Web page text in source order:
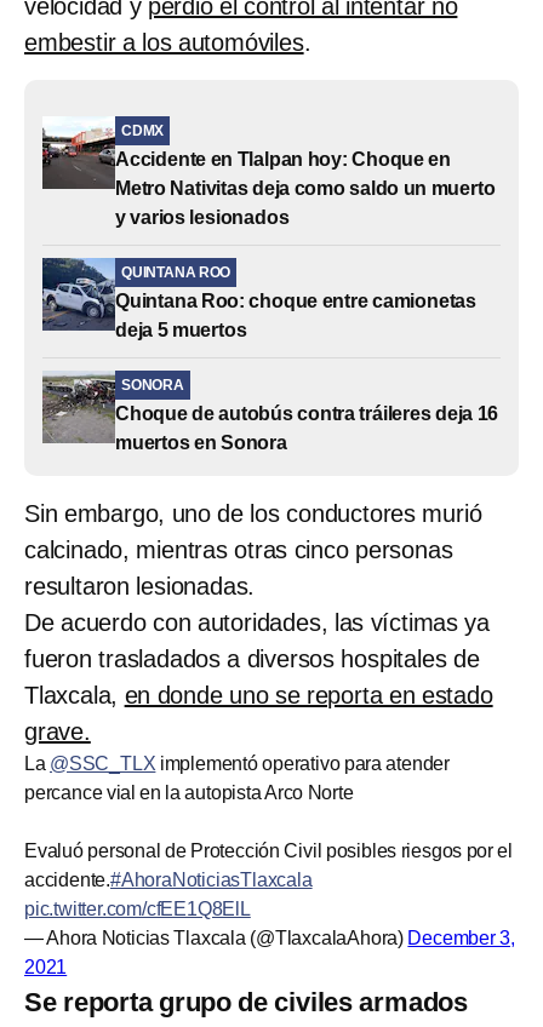
velocidad y perdió el control al intentar no
embestir a los automóviles.
CDMX
Accidente en Tlalpan hoy: Choque en
Metro Nativitas deja como saldo un muerto
y varios lesionados
QUINTANA ROO
Quintana Roo: choque entre camionetas
deja 5 muertos
SONORA
Choque de autobús contra tráileres deja 16
muertos en Sonora
Sin embargo, uno de los conductores murió
calcinado, mientras otras cinco personas
resultaron lesionadas.
De acuerdo con autoridades, las víctimas ya
fueron trasladados a diversos hospitales de
Tlaxcala, en donde uno se reporta en estado
grave.
La @SSC_TLX implementó operativo para atender
percance vial en la autopista Arco Norte
Evaluó personal de Protección Civil posibles riesgos por el
accidente.#AhoraNoticiasTlaxcala
pic.twitter.com/cfEE1Q8ElL
— Ahora Noticias Tlaxcala (@TlaxcalaAhora) December 3,
2021
Se reporta grupo de civiles armados